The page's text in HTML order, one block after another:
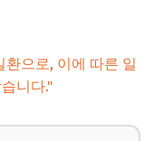
으로, 이에 따른 일
니다."